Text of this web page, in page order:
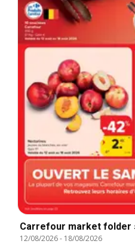
Carrefour market folder
12/08/2026- 18/08/2026